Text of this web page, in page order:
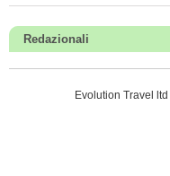
Redazionali
Evolution Travel ltd